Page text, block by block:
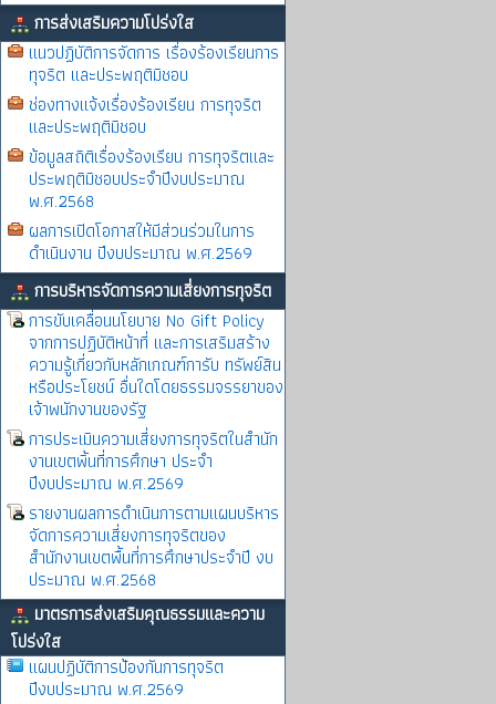
การส่งเสริมความโปร่งใส
แนวปฏิบัติการจัดการ เรื่องร้องเรียนการ
ทุจริต และประพฤติมิชอบ
ช่องทางแจ้งเรื่องร้องเรียน การทุจริต
และประพฤติมิชอบ
ข้อมูลสถิติเรื่องร้องเรียน การทุจริตและ
ประพฤติมิชอบประจำปีงบประมาณ
พ.ศ.2568
ผลการเปิดโอกาสให้มีส่วนร่วมในการ
ดำเนินงาน ปีงบประมาณ พ.ศ.2569
การบริหารจัดการความเสี่ยงการทุจริต
การขับเคลื่อนนโยบาย No Gift Policy
จากการปฏิบัติหน้าที่ และการเสริมสร้าง
ความรู้เกี่ยวกับหลักเกณฑ์การับ ทรัพย์สิน
หรือประโยชน์ อื่นใดโดยธรรมจรรยาของ
เจ้าพนักงานของรัฐ
การประเมินความเสี่ยงการทุจริตในสำนัก
งานเขตพิ้นที่การศึกษา ประจำ
ปีงบประมาณ พ.ศ.2569
รายงานผลการดำเนินการตามแผนบริหาร
จัดการความเสี่ยงการทุจริตของ
สำนักงานเขตพื้นที่การศึกษาประจำปี งบ
ประมาณ พ.ศ.2568
มาตรการส่งเสริมคุณธรรมและความ
โปร่งใส
แผนปฏิบัติการป้องกันการทุจริต
ปีงบประมาณ พ.ศ.2569